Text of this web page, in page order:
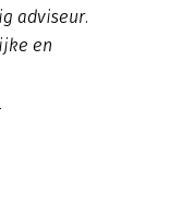
adviseur.
en